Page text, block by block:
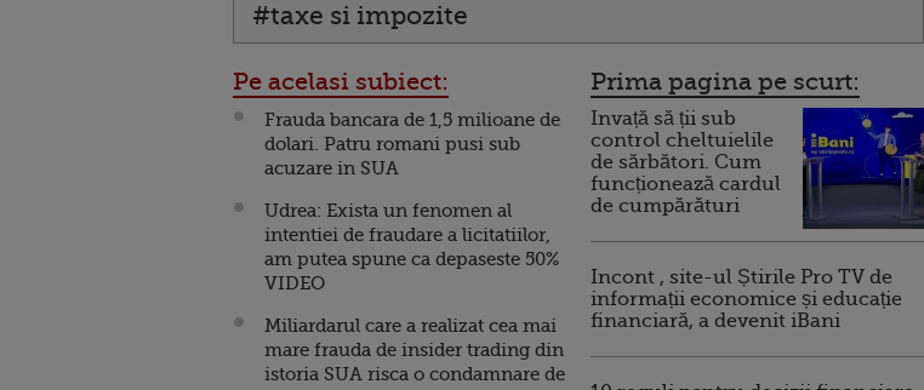
#taxe si impozite
Pe acelasi subiect:
Frauda bancara de 1,5 milioane de
dolari. Patru romani pusi sub
acuzare in SUA
Udrea: Exista un fenomen al
intentiei de fraudare a licitatiilor,
am putea spune ca depaseste 50%
VIDEO
Miliardarul care a realizat cea mai
mare frauda de insider trading din
istoria SUA risca o condamnare de
Prima pagina pe scurt:
Invață să ții sub
control cheltuielile
de sărbători. Cum
funcționează cardul
de cumpărături
Incont , site-ul Știrile Pro TV de
informații economice și educație
financiară, a devenit iBani